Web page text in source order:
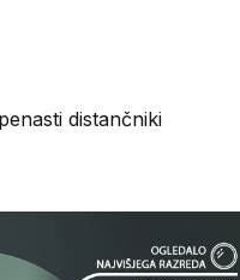
distančniki